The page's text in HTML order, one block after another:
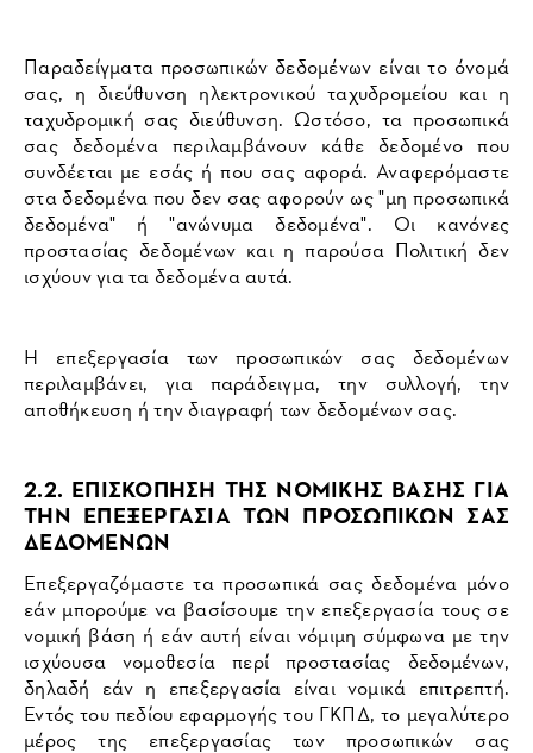
Παραδείγματα προσωπικών δεδομένων είναι το όνομά
σας, η διεύθυνση ηλεκτρονικού ταχυδρομείου και η
ταχυδρομική σας διεύθυνση. Ωστόσο, τα προσωπικά
σας δεδομένα περιλαμβάνουν κάθε δεδομένο που
συνδέεται με εσάς ή που σας αφορά. Αναφερόμαστε
στα δεδομένα που δεν σας αφορούν ως "μη προσωπικά
δεδομένα" ή "ανώνυμα δεδομένα". Οι κανόνες
προστασίας δεδομένων και η παρούσα Πολιτική δεν
ισχύουν για τα δεδομένα αυτά.
Η επεξεργασία των προσωπικών σας δεδομένων
περιλαμβάνει, για παράδειγμα, την συλλογή, την
αποθήκευση ή την διαγραφή των δεδομένων σας.
2.2. ΕΠΙΣΚΟΠΗΣΗ ΤΗΣ ΝΟΜΙΚΗΣ ΒΑΣΗΣ ΓΙΑ
ΤΗΝ ΕΠΕΞΕΡΓΑΣΙΑ ΤΩΝ ΠΡΟΣΩΠΙΚΩΝ ΣΑΣ
ΔΕΔΟΜΕΝΩΝ
Επεξεργαζόμαστε τα προσωπικά σας δεδομένα μόνο
εάν μπορούμε να βασίσουμε την επεξεργασία τους σε
νομική βάση ή εάν αυτή είναι νόμιμη σύμφωνα με την
ισχύουσα νομοθεσία περί προστασίας δεδομένων,
δηλαδή εάν η επεξεργασία είναι νομικά επιτρεπτή.
Εντός του πεδίου εφαρμογής του ΓΚΠΔ, το μεγαλύτερο
μέρος της επεξεργασίας των προσωπικών σας